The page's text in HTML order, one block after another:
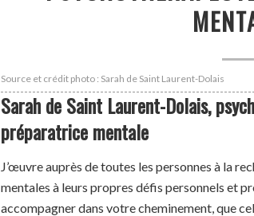
Source et crédit photo : Sarah de Saint Laurent-Dolais
Sarah de Saint Laurent-Dolais,
préparatrice mentale
J’œuvre auprès de toutes les personnes à la
mentales à leurs propres défis personnels et
accompagner dans votre cheminement, que